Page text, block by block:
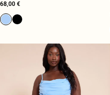
68,00 €